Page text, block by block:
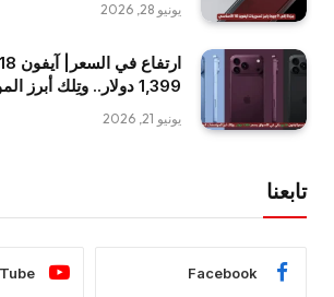
يونيو 28, 2026
1,399 دولار.. وتِلك أبرز المواصفات المتوقعة
يونيو 21, 2026
تابعنا
Facebook